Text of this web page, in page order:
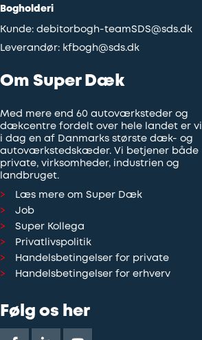
Bogholderi
Kunde: debitorbogh-teamSDS@sds.dk
Leverandør: kfbogh@sds.dk
Om Super Dæk
Med mere end 60 autoværksteder og
dækcentre fordelt over hele landet er vi
i dag en af Danmarks største dæk- og
autoværkstedskæder. Vi betjener både
private, virksomheder, industrien og
landbruget.
Læs mere om Super Dæk
Job
Super Kollega
Privatlivspolitik
Handelsbetingelser for private
Handelsbetingelser for erhverv
Følg os her